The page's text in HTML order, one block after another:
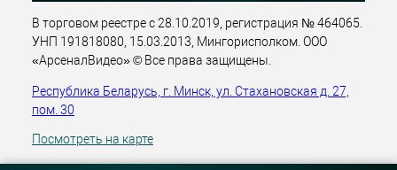
В торговом реестре с 28.10.2019, регистрация № 464065.
УНП 191818080, 15.03.2013, Мингорисполком. ООО
«АрсеналВидео» © Все права защищены.
Республика Беларусь, г. Минск, ул. Стахановская д. 27,
пом. 30
Посмотреть на карте